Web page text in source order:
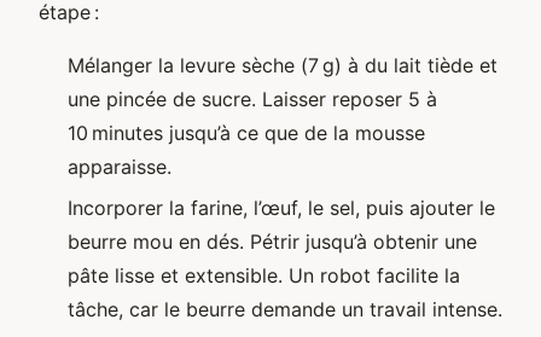
étape :
Mélanger la levure sèche (7 g) à du lait tiède et
une pincée de sucre. Laisser reposer 5 à
10 minutes jusqu’à ce que de la mousse
apparaisse.
Incorporer la farine, l’œuf, le sel, puis ajouter le
beurre mou en dés. Pétrir jusqu’à obtenir une
pâte lisse et extensible. Un robot facilite la
tâche, car le beurre demande un travail intense.